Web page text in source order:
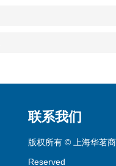
联系我们
版权所有 © 上海华茗
Reserved